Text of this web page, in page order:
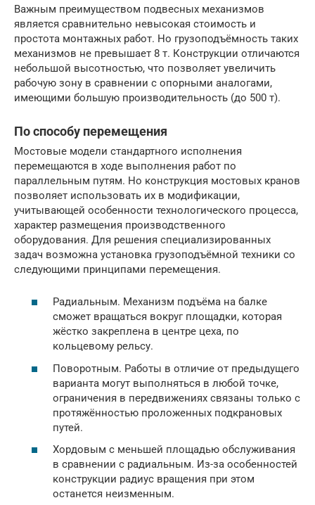
Важным преимуществом подвесных механизмов
является сравнительно невысокая стоимость и
простота монтажных работ. Но грузоподъёмность таких
механизмов не превышает 8 т. Конструкции отличаются
небольшой высотностью, что позволяет увеличить
рабочую зону в сравнении с опорными аналогами,
имеющими большую производительность (до 500 т).
По способу перемещения
Мостовые модели стандартного исполнения
перемещаются в ходе выполнения работ по
параллельным путям. Но конструкция мостовых кранов
позволяет использовать их в модификации,
учитывающей особенности технологического процесса,
характер размещения производственного
оборудования. Для решения специализированных
задач возможна установка грузоподъёмной техники со
следующими принципами перемещения.
Радиальным. Механизм подъёма на балке
сможет вращаться вокруг площадки, которая
жёстко закреплена в центре цеха, по
кольцевому рельсу.
Поворотным. Работы в отличие от предыдущего
варианта могут выполняться в любой точке,
ограничения в передвижениях связаны только с
протяжённостью проложенных подкрановых
путей.
Хордовым с меньшей площадью обслуживания
в сравнении с радиальным. Из-за особенностей
конструкции радиус вращения при этом
останется неизменным.